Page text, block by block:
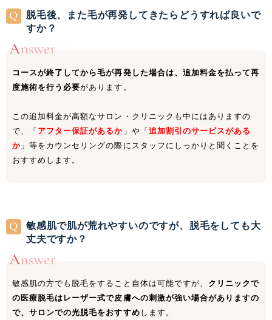
脱毛後、また毛が再発してきたらどうすれば良いで
すか？
コースが終了してから毛が再発した場合は、追加料金を払って再
度施術を行う必要があります。
この追加料金が高額なサロン・クリニックも中にはありますの
で、「 アフター保証があるか 」や「 追加割引のサービスがある
か 」等をカウンセリングの際にスタッフにしっかりと聞くことを
おすすめします。
敏感肌で肌が荒れやすいのですが、脱毛をしても大
丈夫ですか？
敏感肌の方でも脱毛をすること自体は可能ですが、 クリニックで
の医療脱毛はレーザー式で皮膚への刺激が強い場合がありますの
で、サロンでの光脱毛をおすすめ します。